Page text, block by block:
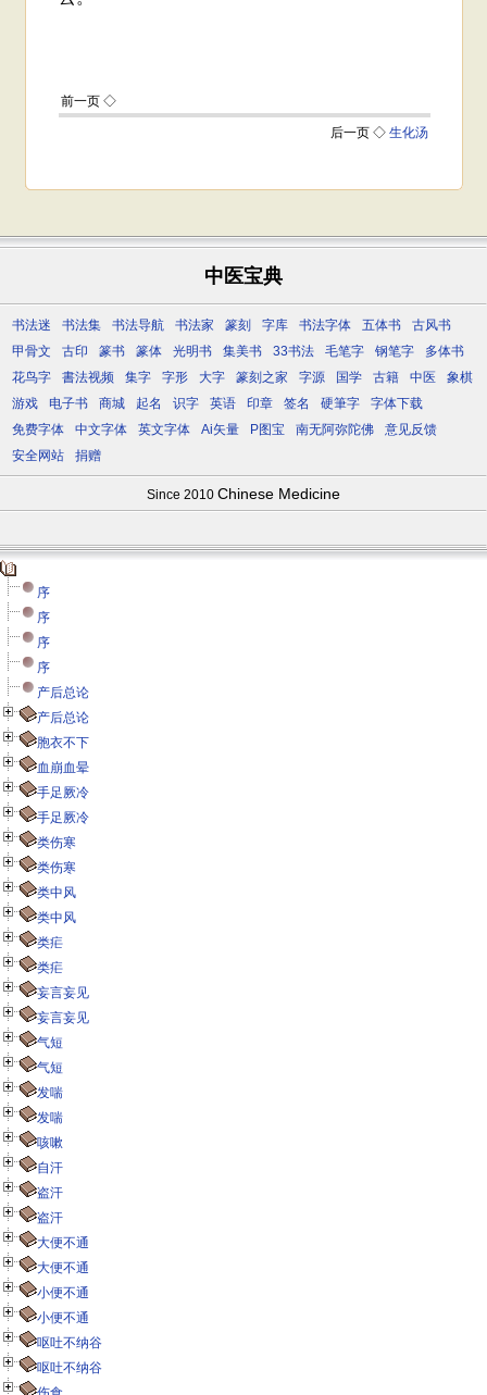
中医宝典
书法迷 书法集 书法导航 书法家 篆刻 字库 书法字体 五体书
古风书
甲骨文
古印 篆书 篆体 光明书 集美书 33书法 毛笔字 钢笔字
多体书
花鸟字
書法视频 集字 字形 大字 篆刻之家 字源 国学 古籍 中医
象棋
游戏
电子书 商城 起名 识字 英语 印章 签名 硬筆字
字体下载
免费字体
中文字体 英文字体 Ai矢量 P图宝 南无阿弥陀佛
意见反馈
安全网站
捐赠
Since 2010 Chinese Medicine
序
序
序
序
产后总论
产后总论
胞衣不下
血崩血晕
手足厥冷
手足厥冷
类伤寒
类伤寒
类中风
类中风
类疟
类疟
妄言妄见
妄言妄见
气短
气短
发喘
发喘
咳嗽
自汗
盗汗
盗汗
大便不通
大便不通
小便不通
小便不通
呕吐不纳谷
呕吐不纳谷